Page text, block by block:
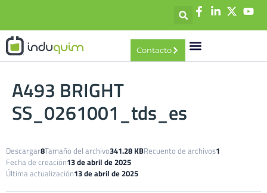
Contacto
A493 BRIGHT
SS_0261001_tds_es
Descargar8Tamaño del archivo341.28 KBRecuento de archivos1
Fecha de creación13 de abril de 2025
Última actualización13 de abril de 2025